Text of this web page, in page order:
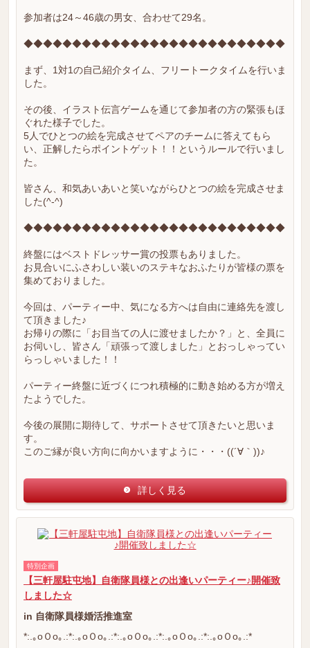
参加者は24～46歳の男女、合わせて29名。
◆◆◆◆◆◆◆◆◆◆◆◆◆◆◆◆◆◆◆◆◆◆◆◆◆◆◆
まず、1対1の自己紹介タイム、フリートークタイムを行いま
した。
その後、イラスト伝言ゲームを通じて参加者の方の緊張もほ
ぐれた様子でした。
5人でひとつの絵を完成させてペアのチームに答えてもら
い、正解したらポイントゲット！！というルールで行いまし
た。
皆さん、和気あいあいと笑いながらひとつの絵を完成させま
した(^-^)
◆◆◆◆◆◆◆◆◆◆◆◆◆◆◆◆◆◆◆◆◆◆◆◆◆◆◆
終盤にはベストドレッサー賞の投票もありました。
お見合いにふさわしい装いのステキなおふたりが皆様の票を
集めておりました。
今回は、パーティー中、気になる方へは自由に連絡先を渡し
て頂きました♪
お帰りの際に「お目当ての人に渡せましたか？」と、全員に
お伺いし、皆さん「頑張って渡しました」とおっしゃってい
らっしゃいました！！
パーティー終盤に近づくにつれ積極的に動き始める方が増え
たようでした。
今後の展開に期待して、サポートさせて頂きたいと思いま
す。
このご縁が良い方向に向かいますように・・・((´∀｀))♪
詳しく見る
特別企画
【三軒屋駐屯地】自衛隊員様との出逢いパーティー♪開催致
しました☆
in 自衛隊員様婚活推進室
*:.｡oＯo｡.:*:.｡oＯo｡.:*:.｡oＯo｡.:*:.｡oＯo｡.:*:.｡oＯo｡.:*